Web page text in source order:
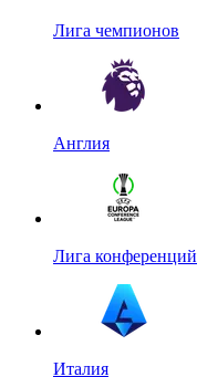
Лига чемпионов
Англия
Лига конференций
Италия